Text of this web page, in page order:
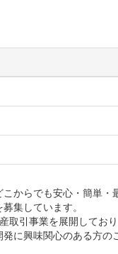
からでも安心・簡単
集しています。
取引事業を展開してお
に興味関心のある方の